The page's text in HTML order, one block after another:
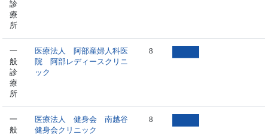
診
療
所
一
般
診
療
所
医療法人 阿部産婦人科医
院 阿部レディースクリニ
ック
8
一
般
医療法人 健身会 南越谷
健身会クリニック
8